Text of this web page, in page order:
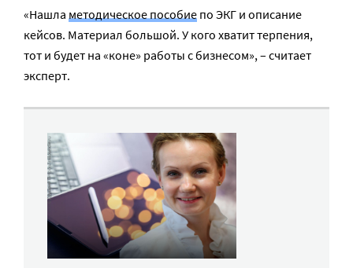
«Нашла методическое пособие по ЭКГ и описание
кейсов. Материал большой. У кого хватит терпения,
тот и будет на «коне» работы с бизнесом», – считает
эксперт.